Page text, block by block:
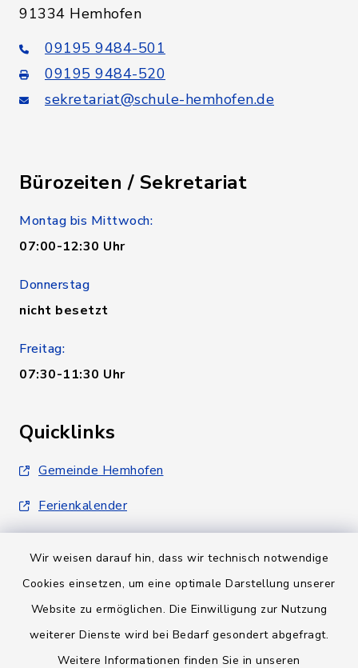
Wir weisen darauf hin, dass wir technisch notwendige
Cookies einsetzen, um eine optimale Darstellung unserer
Website zu ermöglichen. Die Einwilligung zur Nutzung
weiterer Dienste wird bei Bedarf gesondert abgefragt.
Weitere Informationen finden Sie in unseren
91334 Hemhofen
09195 9484-501
09195 9484-520
sekretariat@schule-hemhofen.de
Bürozeiten / Sekretariat
Montag bis Mittwoch:
07:00-12:30 Uhr
Donnerstag
nicht besetzt
Freitag:
07:30-11:30 Uhr
Quicklinks
Gemeinde Hemhofen
Ferienkalender